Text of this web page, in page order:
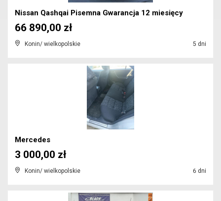
Nissan Qashqai Pisemna Gwarancja 12 miesięcy
Konin/ wielkopolskie 5 dni
66 890,00 zł
Mercedes
Konin/ wielkopolskie 6 dni
3 000,00 zł